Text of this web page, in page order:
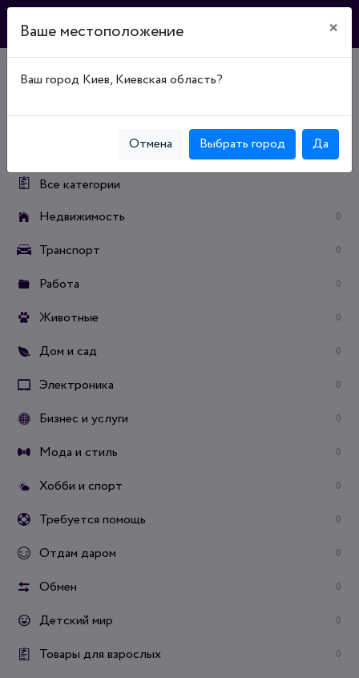
Главная Доска объявлений
Все категории
Недвижимость
0
Транспорт 0
Работа 0
Животные 0
Дом и сад 0
Электроника 0
Бизнес и услуги 0
Мода и стиль 0
Хобби и спорт 0
Требуется помощь 0
Отдам даром 0
Обмен 0
Детский мир 0
Товары для взрослых 0
Ваше местоположение ×
Ваш город Киев, Киевская область?
Отмена Выбрать город Да